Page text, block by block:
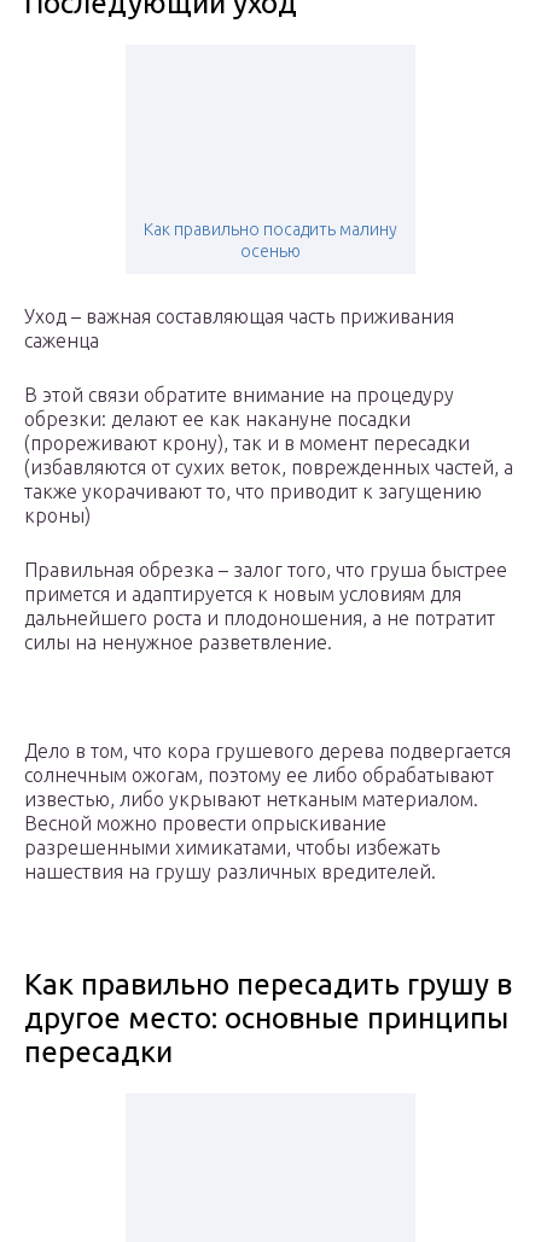
Как правильно посадить малину
осенью
Уход – важная составляющая часть приживания
саженца
В этой связи обратите внимание на процедуру
обрезки: делают ее как накануне посадки
(прореживают крону), так и в момент пересадки
(избавляются от сухих веток, поврежденных частей, а
также укорачивают то, что приводит к загущению
кроны)
Правильная обрезка – залог того, что груша быстрее
примется и адаптируется к новым условиям для
дальнейшего роста и плодоношения, а не потратит
силы на ненужное разветвление.
Дело в том, что кора грушевого дерева подвергается
солнечным ожогам, поэтому ее либо обрабатывают
известью, либо укрывают нетканым материалом.
Весной можно провести опрыскивание
разрешенными химикатами, чтобы избежать
нашествия на грушу различных вредителей.
Как правильно пересадить грушу в
другое место: основные принципы
пересадки